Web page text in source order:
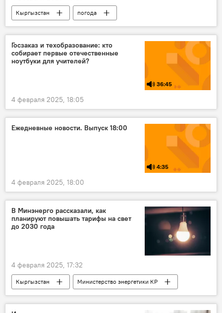
Кыргызстан
погода
погода в Кыргызстане
прогноз погоды
Госзаказ и техобразование: кто
собирает первые отечественные
ноутбуки для учителей?
36:45
4 февраля 2025, 18:05
Ежедневные новости. Выпуск 18:00
4:35
4 февраля 2025, 18:00
В Минэнерго рассказали, как
планируют повышать тарифы на свет
до 2030 года
4 февраля 2025, 17:32
Кыргызстан
Министерство энергетики КР
свет
повышение
тарифы